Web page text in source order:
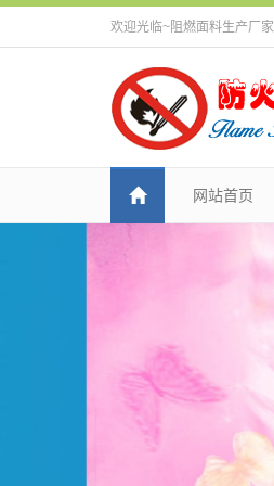
欢迎光临~阻燃面料生产厂家
网站首页